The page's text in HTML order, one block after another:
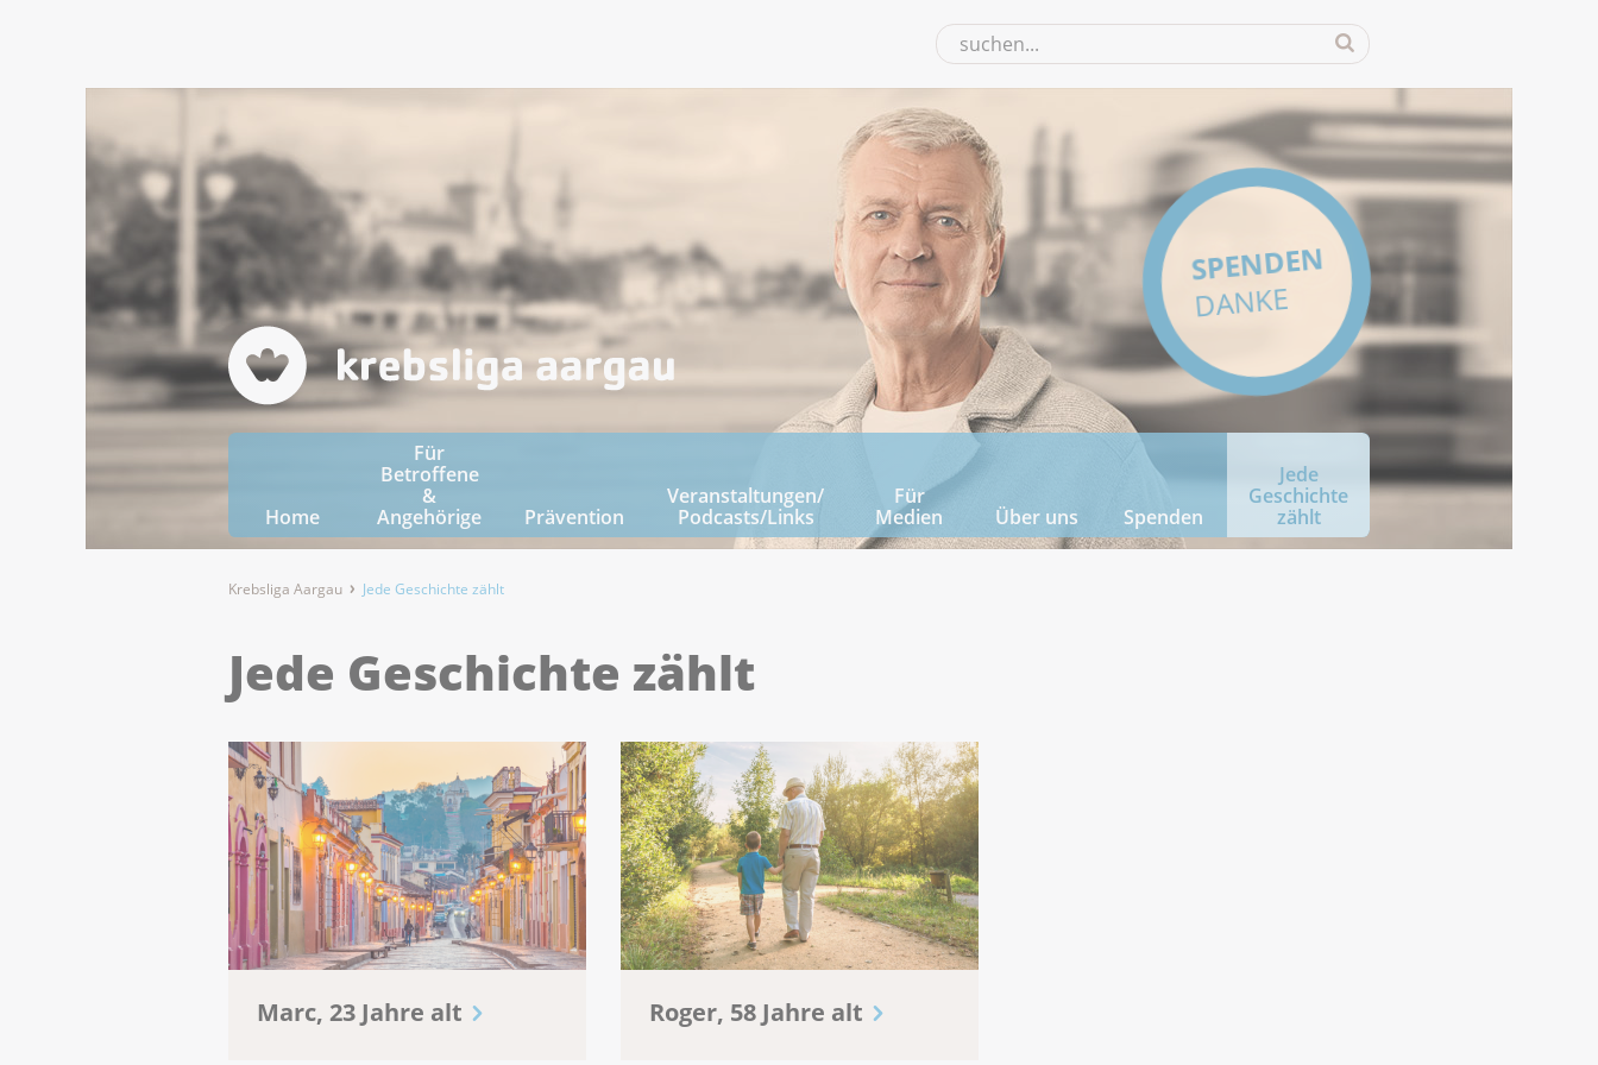
SPENDEN
DANKE
Home
Für
Betroffene
&
Angehörige
Prävention
Veranstaltungen/
Podcasts/Links
Für
Medien
Über uns Spenden
Jede
Geschichte
zählt
Krebsliga Aargau Jede Geschichte zählt
Jede Geschichte zählt
Marc, 23 Jahre alt Roger, 58 Jahre alt